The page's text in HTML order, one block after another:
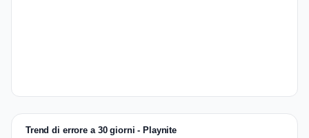
Trend di errore a 30 giorni - Playnite